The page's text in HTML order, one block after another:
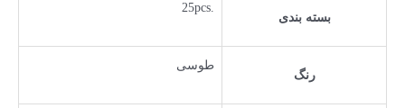
بسته بندی
.25pcs
رنگ
طوسی